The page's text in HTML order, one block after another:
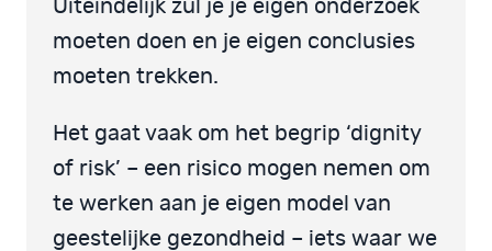
Uiteindelijk zul je je eigen onderzoek
moeten doen en je eigen conclusies
moeten trekken.
Het gaat vaak om het begrip ‘dignity
of risk’ – een risico mogen nemen om
te werken aan je eigen model van
geestelijke gezondheid – iets waar we